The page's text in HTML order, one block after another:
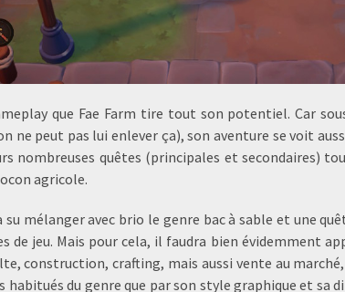
que Fae Farm tire tout son potentiel. Car
ne peut pas lui enlever ça), son aventure se voit
nombreuses quêtes (principales et secondaires)
agricole.
su mélanger avec brio le genre bac à sable et une
de jeu. Mais pour cela, il faudra bien évidemment
construction, crafting, mais aussi vente au
habitués du genre que par son style graphique et